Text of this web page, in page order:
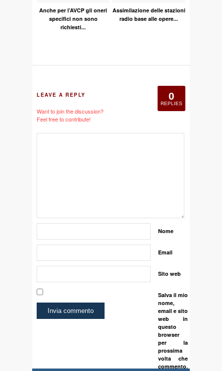
Anche per l’AVCP gli oneri
specifici non sono
richiesti...
Assimilazione delle stazioni
radio base alle opere...
0
REPLIES
LEAVE A REPLY
Want to join the discussion?
Feel free to contribute!
Nome
Email
Sito web
Salva il mio
nome,
email e sito
web in
questo
browser
per la
prossima
volta che
commento.